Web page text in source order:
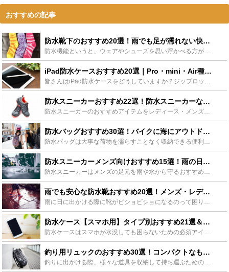
おすすめの記事
防水靴下のおすすめ20選！雨でも足が濡れない快適最強靴下をご紹介 - Leisurego(レジャーゴー)
防水機能というと、ウェアやシューズを思い浮かべる方が大半だと思いますが、靴下にも防水機能付きのものがあります。防水靴下をはけば、雨の中を長時間歩いたり、水たまりにハマってしまったりして1日中足元がび...
iPad防水ケースおすすめ20選｜Pro・mini・Air種類別人気商品厳選！ - Leisurego(レジャーゴー)
皆さんはiPad防水ケースをどうしていますか？ジップロックなどを愛用している方もいらっしゃるようですが水のある場所で安心して使うには防水ケースがおすすめです！今回はiPad防水ケースの選び方や、Pr...
防水スニーカーおすすめ22選！防水スニーカーなら雨でも安心 - Leisurego(レジャーゴー)
防水スニーカーのおすすめアイテムをレディース・メンズに分けてご紹介。全22選！ナイキ、アディダス、コンバースなどの有名ブランドのものやおしゃれなスニーカーも多数紹介しますのでお気に入りの1足を見つけ...
防水バッグおすすめ30選！バイクに海にアウトドア！普段使いにも超便利！ - Leisurego(レジャーゴー)
防水バッグは大事な荷物を濡らすことなく収納できる便利バッグ。海やアウトドアだけでなくバイクツーリングや学校・ビジネスシーンなど、あらゆるシーンでバッグに防水機能があると何かと安心です。今回は防水バッ...
防水スニーカーメンズ向けおすすめ15選！雨の日も足元はおしゃれに快適に！ - Leisurego(レジャーゴー)
防水スニーカーはメンズの足元を雨や水から守るおすすめ実用アイテム。防水機能のため、ごつい見た目と思われがちですが、実は意外におしゃれな商品も多いんです！今回はコーデにも合わせやすい防水スニーカーのメ...
雨でも安心な防水靴おすすめ20選！メンズ・レディース別にゴアテックス靴も紹介 - Leisurego(レジャーゴー)
雨に日に出かける際に靴がビショビショになるのって困りますよね。そこで、活躍するのが防水靴です。防水靴があれば通勤通学の時でも快適に歩くことができます。今回、ゴアテックス素材のものからコスパのいいもの...
防水ケース【スマホ用】タイプ別おすすめ21選＆ランキング！100均や無印も紹介 - Leisurego(レジャーゴー)
防水ケースはスマホが水没しても困らないための必須アイテム。特に夏場は海辺やプールに出掛けることも増えるので必需品です。他にもキッチンやお風呂でスマホに水がかからないようにしたい方も多いはず！今回はお...
釣り用リュックのおすすめ30選！コンパクトなものから大容量なものまで！ - Leisurego(レジャーゴー)
釣りに出かける際、様々な道具を収納して持ち運ぶためのリュックはとても重宝します。今回は釣り用リュックの利点や、アウトドア用の大容量リュックはもちろん、ちょっとしたお出かけ用でも使えるコンパクトなもの...